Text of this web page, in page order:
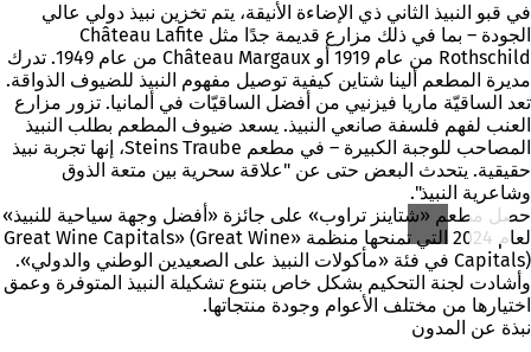
في قبو النبيذ الثاني ذي الإضاءة الأنيقة، يتم تخزين نبيذ دولي عالي
الجودة – بما في ذلك مزارع قديمة جدًا مثل Château Lafite
Rothschild من عام 1919 أو Château Margaux من عام 1949. تدرك
مديرة المطعم ألينا شتاين كيفية توصيل مفهوم النبيذ للضيوف الذواقة.
تعد الساقيّة ماريا فيزنيي من أفضل الساقيّات في ألمانيا. تزور مزارع
العنب لفهم فلسفة صانعي النبيذ. يسعد ضيوف المطعم بطلب النبيذ
المصاحب للوجبة الكبيرة – في مطعم Steins Traube، إنها تجربة نبيذ
حقيقية. يتحدث البعض حتى عن "علاقة سحرية بين متعة الذوق
وشاعرية النبيذ".
حصل مطعم «شتاينز تراوب» على جائزة «أفضل وجهة سياحية للنبيذ»
لعام 2024 التي تمنحها منظمة «Great Wine Capitals» (Great Wine
Capitals) في فئة «مأكولات النبيذ على الصعيدين الوطني والدولي».
وأشادت لجنة التحكيم بشكل خاص بتنوع تشكيلة النبيذ المتوفرة وعمق
اختيارها من مختلف الأعوام وجودة منتجاتها.
نبذة عن المدون